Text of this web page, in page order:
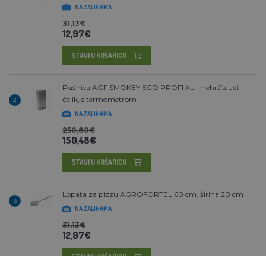
NA ZALIHAMA
31,13€
12,97€
STAVI U KOŠARICU
2
Pušnica AGF SMOKEY ECO PROFI XL – nehrđajući
čelik, s termometrom
NA ZALIHAMA
250,80€
150,48€
STAVI U KOŠARICU
3
Lopata za pizzu AGROFORTEL 60 cm, širina 20 cm
NA ZALIHAMA
31,13€
12,97€